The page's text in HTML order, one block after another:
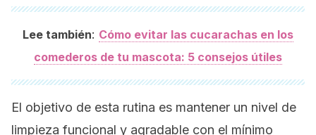
Lee también: Cómo evitar las cucarachas en los
comederos de tu mascota: 5 consejos útiles
El objetivo de esta rutina es mantener un nivel de
limpieza funcional y agradable con el mínimo